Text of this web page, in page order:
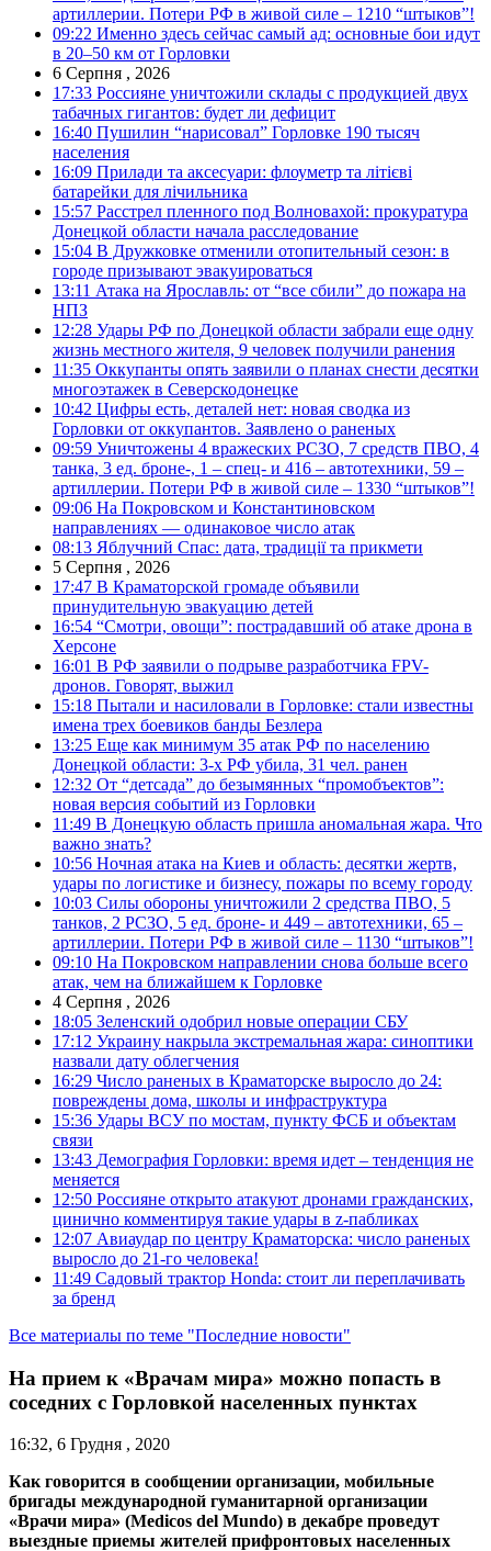
артиллерии. Потери РФ в живой силе – 1210 “штыков”!
09:22 Именно здесь сейчас самый ад: основные бои идут
в 20–50 км от Горловки
6 Серпня , 2026
17:33 Россияне уничтожили склады с продукцией двух
табачных гигантов: будет ли дефицит
16:40 Пушилин “нарисовал” Горловке 190 тысяч
населения
16:09 Прилади та аксесуари: флоуметр та літієві
батарейки для лічильника
15:57 Расстрел пленного под Волновахой: прокуратура
Донецкой области начала расследование
15:04 В Дружковке отменили отопительный сезон: в
городе призывают эвакуироваться
13:11 Атака на Ярославль: от “все сбили” до пожара на
НПЗ
12:28 Удары РФ по Донецкой области забрали еще одну
жизнь местного жителя, 9 человек получили ранения
11:35 Оккупанты опять заявили о планах снести десятки
многоэтажек в Северскодонецке
10:42 Цифры есть, деталей нет: новая сводка из
Горловки от оккупантов. Заявлено о раненых
09:59 Уничтожены 4 вражеских РСЗО, 7 средств ПВО, 4
танка, 3 ед. броне-, 1 – спец- и 416 – автотехники, 59 –
артиллерии. Потери РФ в живой силе – 1330 “штыков”!
09:06 На Покровском и Константиновском
направлениях — одинаковое число атак
08:13 Яблучний Спас: дата, традиції та прикмети
5 Серпня , 2026
17:47 В Краматорской громаде объявили
принудительную эвакуацию детей
16:54 “Смотри, овощи”: пострадавший об атаке дрона в
Херсоне
16:01 В РФ заявили о подрыве разработчика FPV-
дронов. Говорят, выжил
15:18 Пытали и насиловали в Горловке: стали известны
имена трех боевиков банды Безлера
13:25 Еще как минимум 35 атак РФ по населению
Донецкой области: 3-х РФ убила, 31 чел. ранен
12:32 От “детсада” до безымянных “промобъектов”:
новая версия событий из Горловки
11:49 В Донецкую область пришла аномальная жара. Что
важно знать?
10:56 Ночная атака на Киев и область: десятки жертв,
удары по логистике и бизнесу, пожары по всему городу
10:03 Силы обороны уничтожили 2 средства ПВО, 5
танков, 2 РСЗО, 5 ед. броне- и 449 – автотехники, 65 –
артиллерии. Потери РФ в живой силе – 1130 “штыков”!
09:10 На Покровском направлении снова больше всего
атак, чем на ближайшем к Горловке
4 Серпня , 2026
18:05 Зеленский одобрил новые операции СБУ
17:12 Украину накрыла экстремальная жара: синоптики
назвали дату облегчения
16:29 Число раненых в Краматорске выросло до 24:
повреждены дома, школы и инфраструктура
15:36 Удары ВСУ по мостам, пункту ФСБ и объектам
связи
13:43 Демография Горловки: время идет – тенденция не
меняется
12:50 Россияне открыто атакуют дронами гражданских,
цинично комментируя такие удары в z-пабликах
12:07 Авиаудар по центру Краматорска: число раненых
выросло до 21-го человека!
11:49 Садовый трактор Honda: стоит ли переплачивать
за бренд
Все материалы по теме "Последние новости"
На прием к «Врачам мира» можно попасть в
соседних с Горловкой населенных пунктах
16:32, 6 Грудня , 2020
Как говорится в сообщении организации, мобильные
бригады международной гуманитарной организации
«Врачи мира» (Medicos del Mundo) в декабре проведут
выездные приемы жителей прифронтовых населенных